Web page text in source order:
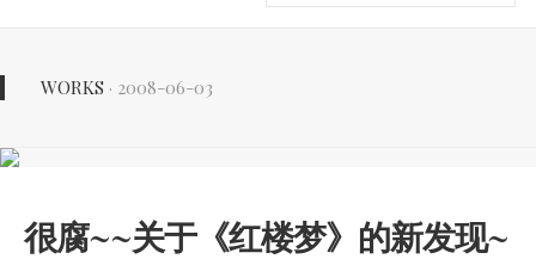
WORKS · 2008-06-03
很腐~~关于《红楼梦》的新发现~